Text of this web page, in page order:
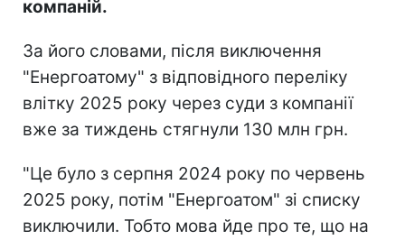
компаній.
За його словами, після виключення
"Енергоатому" з відповідного переліку
влітку 2025 року через суди з компанії
вже за тиждень стягнули 130 млн грн.
"Це було з серпня 2024 року по червень
2025 року, потім "Енергоатом" зі списку
виключили. Тобто мова йде про те, що на